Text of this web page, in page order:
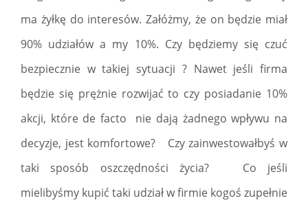
ma żyłkę do interesów. Załóżmy, że on będzie miał
90% udziałów a my 10%. Czy będziemy się czuć
bezpiecznie w takiej sytuacji ? Nawet jeśli firma
będzie się prężnie rozwijać to czy posiadanie 10%
akcji, które de facto nie dają żadnego wpływu na
decyzje, jest komfortowe? Czy zainwestowałbyś w
taki sposób oszczędności życia? Co jeśli
mielibyśmy kupić taki udział w firmie kogoś zupełnie